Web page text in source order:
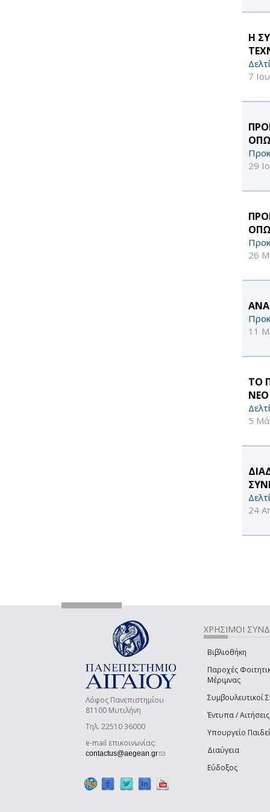
Η
7
29
26
11
ΤΟ
ΝΕΟ
5
24
Λόφος Πανεπιστημίου
81100 Μυτιλήνη
Τηλ. 22510 36000
e-mail επικοινωνίας:
contactus@aegean.gr(link sends e-mail)
ΧΡΗΣΙΜΟΙ
Βιβλιοθήκη
Παροχές
Μέριμνας
Συμβουλευτικοί
Έντυπα / Αιτήσεις
Υπουργείο
Διαύγεια
Εύδοξος